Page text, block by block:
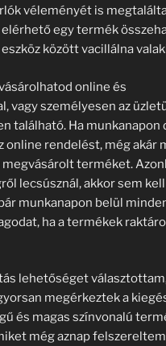
véleményét is
elérhető egy termék
között vacillálna
online és
vagy személyesen az
található. Ha munkanapon
online rendelést, még akár
megvásárolt terméket.
lecsúsznál, akkor sem kell
munkanapon belül
ha a termékek
lehetőséget
megérkeztek a
és magas színvonalú
még aznap